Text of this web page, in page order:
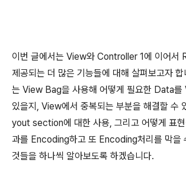
이번 글에서는 View와 Controller 1에 이어서
제공되는 더 많은 기능들에 대해 살펴보고자
는 View Bag을 사용해 어떻게 필요한 Data를
있을지, View에서 중복되는 부분을 해결할 수
yout section에 대한 사용, 그리고 어떻게 표
과를 Encoding하고 또 Encoding처리를 막을
것들을 하나씩 알아보도록 하겠습니다.